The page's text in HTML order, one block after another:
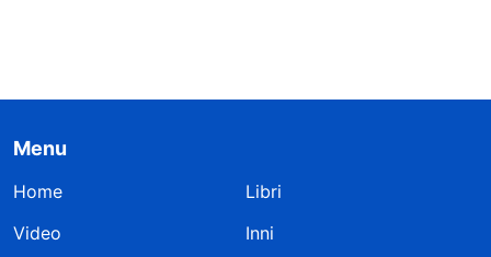
Menu
Home
Libri
Video
Inni